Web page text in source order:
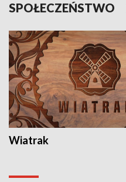
SPOŁECZEŃSTWO
Wiatrak